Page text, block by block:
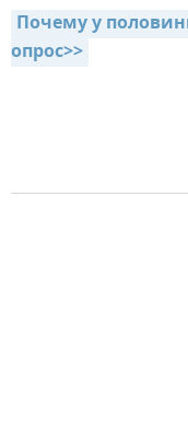
Почему у
опрос>>